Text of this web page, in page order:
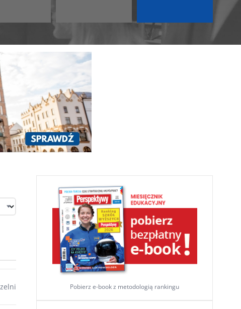
Pobierz e-book z metodologią rankingu